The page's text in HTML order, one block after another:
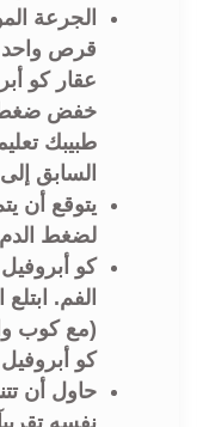
الجرعة
قرص واحد
عقار كو
خفض ضغط
طبيبك
السابق
يتوقع أن
لضغط الدم بعد 4 إلى 6 أسابيع
كو
الفم.
(مع كوب
كو
حاول أن
نفسه